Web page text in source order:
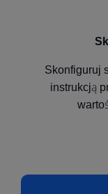
Skonfiguruj
instrukcją